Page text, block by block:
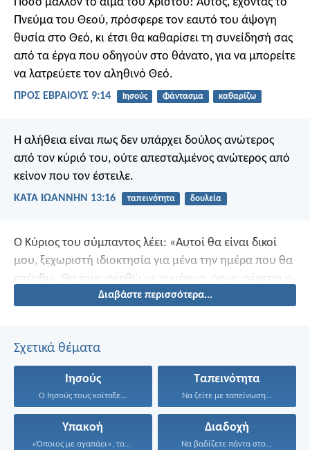
Πνεύμα του Θεού, πρόσφερε τον εαυτό του άψογη
θυσία στο Θεό, κι έτσι θα καθαρίσει τη συνείδησή σας
από τα έργα που οδηγούν στο θάνατο, για να μπορείτε
να λατρεύετε τον αληθινό Θεό.
ΠΡΟΣ ΕΒΡΑΙΟΥΣ 9:14 Ιησούς Φάντασμα καθαρίζω
Η αλήθεια είναι πως δεν υπάρχει δούλος ανώτερος
από τον κύριό του, ούτε απεσταλμένος ανώτερος από
κείνον που τον έστειλε.
ΚΑΤΑ ΙΩΑΝΝΗΝ 13:16 ταπεινότητα δουλεία
Ο Κύριος του σύμπαντος λέει: «Αυτοί θα είναι δικοί
μου, ξεχωριστή ιδιοκτησία για μένα την ημέρα που θα
επέμβω. Θα τους φερθώ με ευμένεια, όπως φέρεται ο
πατέρας στον υπάκουο γιο του.»
Διαβάστε περισσότερα...
Σχετικά θέματα
Ιησούς
Ο Ιησούς τους κοίταξε...
Ταπεινότητα
Να ζείτε με ταπείνωση...
Υπακοή
«Όποιος με αγαπάει», του...
Διαδοχή
Να βαδίζετε πάντα στο...